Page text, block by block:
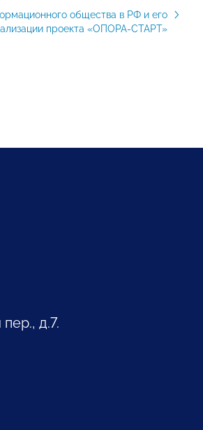
общества в РФ и его
проекта «ОПОРА-СТАРТ»
д.7.